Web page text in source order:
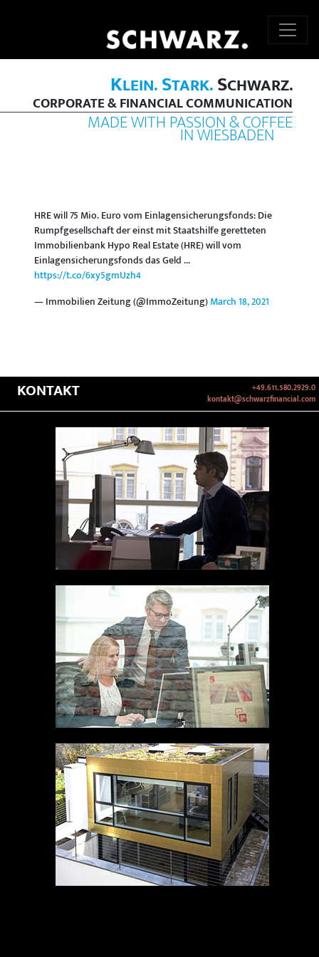
KLEIN.STARK.SCHWARZ.
CORPORATE & FINANCIAL COMMUNICATION
MADE WITH PASSION & COFFEE
IN WIESBADEN
HRE will 75 Mio. Euro vom Einlagensicherungsfonds: Die
Rumpfgesellschaft der einst mit Staatshilfe geretteten
Immobilienbank Hypo Real Estate (HRE) will vom
Einlagensicherungsfonds das Geld ...
https://t.co/6xy5gmUzh4
— Immobilien Zeitung (@ImmoZeitung)March 18, 2021
KONTAKT
+49.611.580.2929.0
kontakt@schwarzfinancial.com